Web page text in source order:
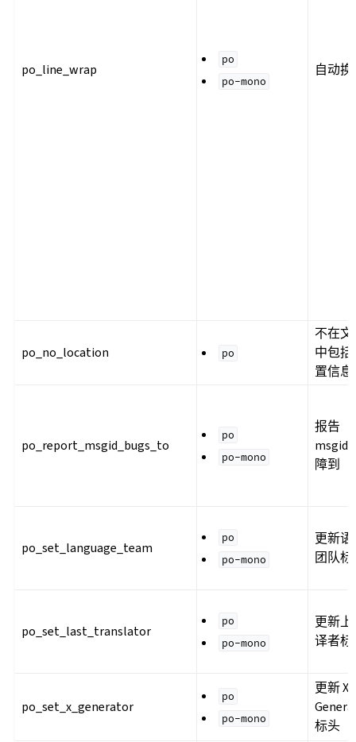
po_line_wrap
po
po-mono
自动
po_no_location po
不在文
中包括
置信息
po_report_msgid_bugs_to
po
po-mono
报告
msgid
障到
po_set_language_team
po
po-mono
更新语
团队
po_set_last_translator
po
po-mono
更新上
译者标
po_set_x_generator
po
po-mono
更新 X-
标头